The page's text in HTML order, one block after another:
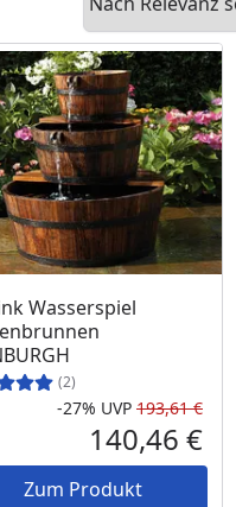
Preis
Wasserspiel
(2)
-27% UVP 193,61 €
140,46 €
Zum Produkt